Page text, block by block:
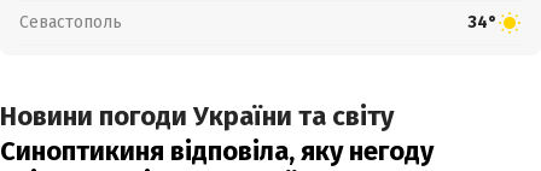
Севастополь 34°
Новини погоди України та світу
Синоптикиня відповіла, яку негоду